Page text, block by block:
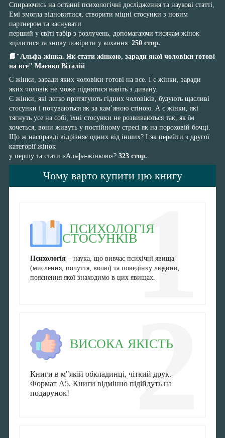
Спираючись на останні психологічні дослідження та наукові статті,
Емі змогла відновитися, створити міцні стосунки з новим
партнером та заснувати
перший у світі табір з розлучень, допомагаючи тисячам жінок
зцілитися та знову повірити у кохання. 250 стор.
📙"Альфа-жінка. Як стати жінкою, заради якої чоловіки готові
на все" Маєнко Віталій
Є жінки, заради яких чоловіки готові на все. І є жінки, заради
яких чоловік не може піднятися навіть з дивану.
Є жінки, які легко притягують гідних чоловіків, будують щасливі
стосунки і почуваються як за кам’яною стіною. А є жінки, які
тягнуть усе на собі, їхні стосунки не розвиваються так, як їм
хочеться, вони живуть у постійному стресі як на пороховій бочці.
Що ж насправді відрізняє одних від інших? І як перейти з другої
категорії жінок
у першу та стати «Альфа-жінкою»? 323 стор.
Чому варто купити цю книгу
1
ПСИХОЛОГІЯ
СТОСУНКІВ
Психологія – наука, що вивчає психічні явища
(мислення, почуття, волю) та поведінку людини,
пояснення якої знаходимо в цих явищах.
2
ВИСОКА ЯКІСТЬ
Книги в м"якій обкладинці, чіткий друк.
Формат А5. Книги відмінно підійдуть на
подарунок!